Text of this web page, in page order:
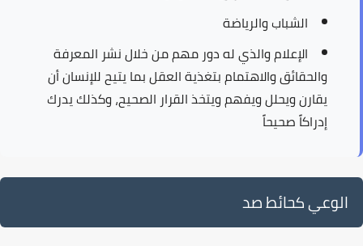
الشباب والرياضة
الإعلاموالذي له دور مهم من خلال نشر المعرفة
والحقائق والاهتمام بتغذية العقل بما يتيح للإنسان أن
يقارن ويحلل ويفهم ويتخذ القرار الصحيح، وكذلك يدرك
إدراكاً صحيحاً
الوعي كحائط صد